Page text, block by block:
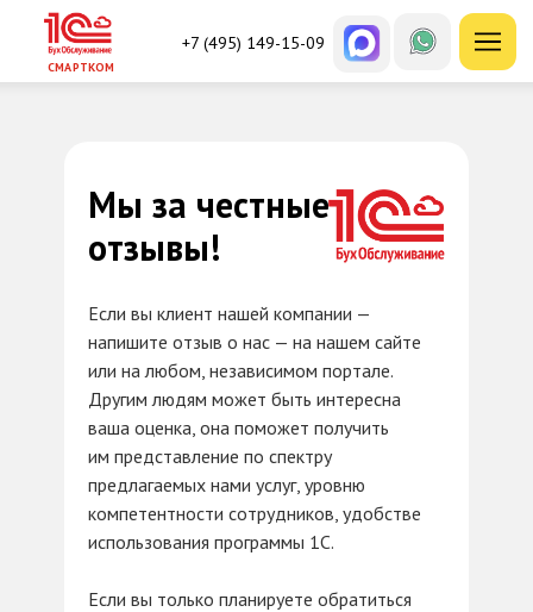
СМАРТКОМ
+7 (495) 149-15-09
Мы за честные
отзывы!
Если вы клиент нашей компании —
напишите отзыв о нас — на нашем сайте
или на любом, независимом портале.
Другим людям может быть интересна
ваша оценка, она поможет получить
им представление по спектру
предлагаемых нами услуг, уровню
компетентности сотрудников, удобстве
использования программы 1С.
Если вы только планируете обратиться